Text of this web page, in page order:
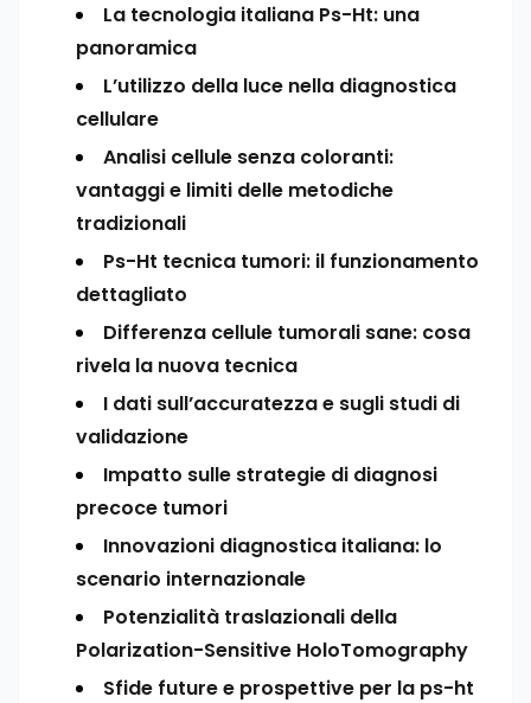
La tecnologia italiana Ps-Ht: una
panoramica
L’utilizzo della luce nella diagnostica
cellulare
Analisi cellule senza coloranti:
vantaggi e limiti delle metodiche
tradizionali
Ps-Ht tecnica tumori: il funzionamento
dettagliato
Differenza cellule tumorali sane: cosa
rivela la nuova tecnica
I dati sull’accuratezza e sugli studi di
validazione
Impatto sulle strategie di diagnosi
precoce tumori
Innovazioni diagnostica italiana: lo
scenario internazionale
Potenzialità traslazionali della
Polarization-Sensitive HoloTomography
Sfide future e prospettive per la ps-ht